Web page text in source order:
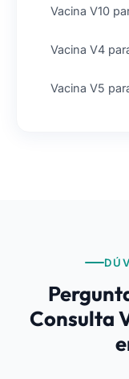
Vacina V10
Vacina V4
Vacina V5
Consulta